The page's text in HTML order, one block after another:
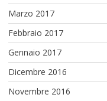
Marzo 2017
Febbraio 2017
Gennaio 2017
Dicembre 2016
Novembre 2016